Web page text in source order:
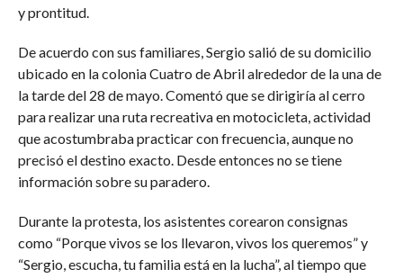
y prontitud.
De acuerdo con sus familiares, Sergio salió de su domicilio
ubicado en la colonia Cuatro de Abril alrededor de la una de
la tarde del 28 de mayo. Comentó que se dirigiría al cerro
para realizar una ruta recreativa en motocicleta, actividad
que acostumbraba practicar con frecuencia, aunque no
precisó el destino exacto. Desde entonces no se tiene
información sobre su paradero.
Durante la protesta, los asistentes corearon consignas
como “Porque vivos se los llevaron, vivos los queremos” y
“Sergio, escucha, tu familia está en la lucha”, al tiempo que